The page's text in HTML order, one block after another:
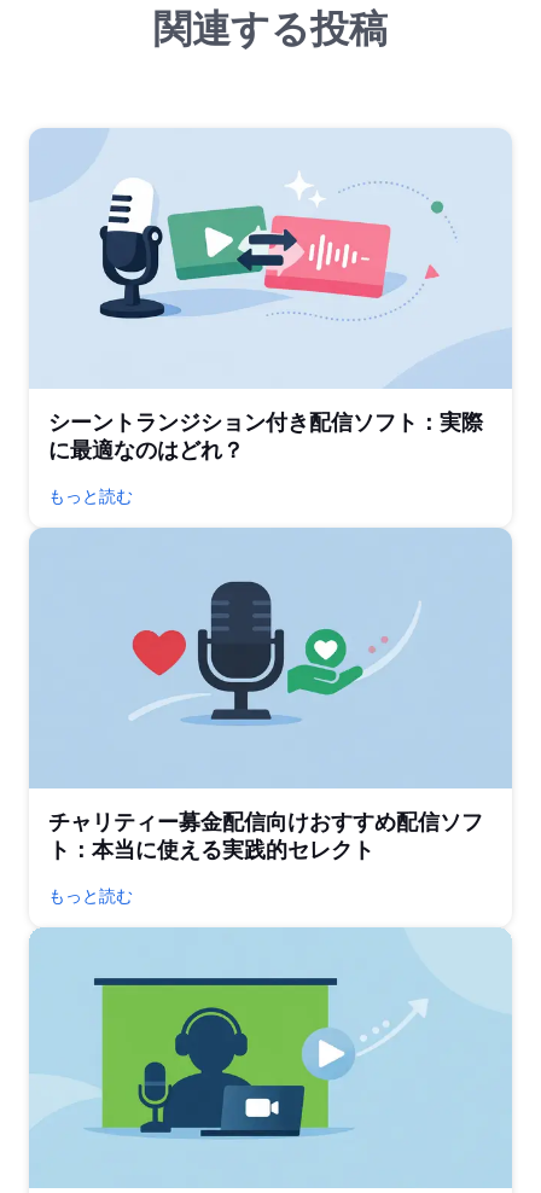
関連する投稿
シーントランジション付き配信ソフト：実際
に最適なのはどれ？
もっと読む
チャリティー募金配信向けおすすめ配信ソフ
ト：本当に使える実践的セレクト
もっと読む